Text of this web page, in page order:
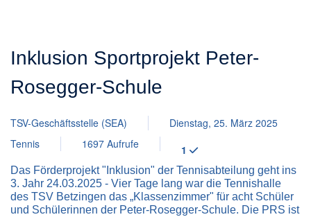
Inklusion Sportprojekt Peter-
Rosegger-Schule
TSV-Geschäftsstelle (SEA)
Dienstag, 25. März 2025
Tennis
1697 Aufrufe 1
Das Förderprojekt "Inklusion" der Tennisabteilung geht ins
3. Jahr 24.03.2025 - Vier Tage lang war die Tennishalle
des TSV Betzingen das „Klassenzimmer" für acht Schüler
und Schülerinnen der Peter-Rosegger-Schule. Die PRS ist